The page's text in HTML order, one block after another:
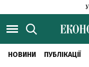
НОВИНИ ПУБЛІКАЦІЇ